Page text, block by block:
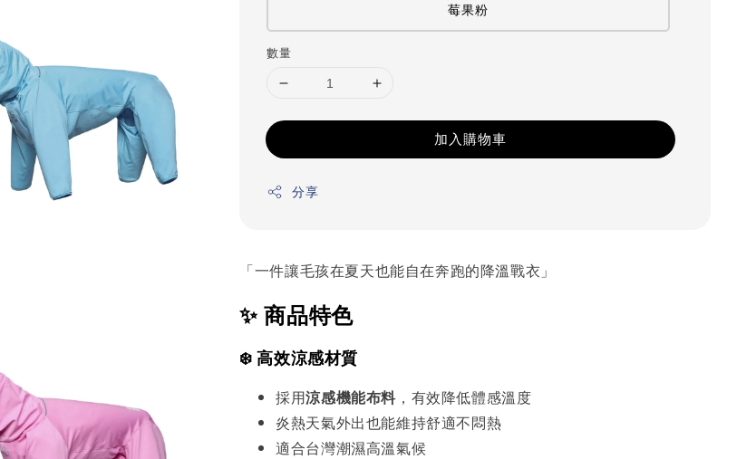
莓果粉
數量
加入購物車
分享
「一件讓毛孩在夏天也能自在奔跑的降溫戰衣」
✨ 商品特色
❄️ 高效涼感材質
採用涼感機能布料 ，有效降低體感溫度
炎熱天氣外出也能維持舒適不悶熱
適合台灣潮濕高溫氣候